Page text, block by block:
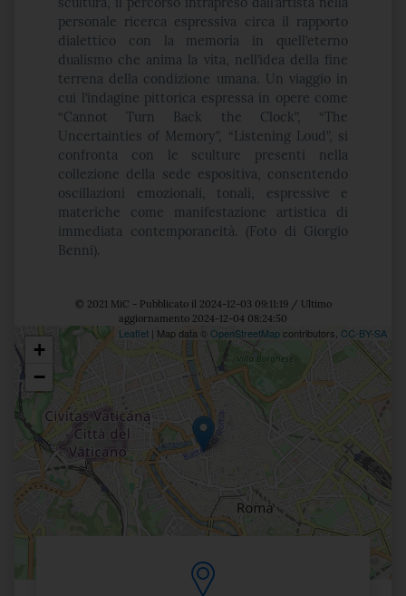
personale ricerca espressiva circa il rapporto
dialettico con la memoria in quell’eterno
dualismo che anima la vita, nell’idea della fine
terrena della condizione umana. Un viaggio in
cui l’indagine pittorica espressa in opere come
“Cannot Turn Back the Clock”, “The
Uncertainties of Memory”, “Listening Loud”, si
confronta con le sculture presenti nella
collezione della sede espositiva, consentendo
oscillazioni emozionali, tonali, espressive e
materiche come manifestazione artistica di
immediata contemporaneità. (Foto di Giorgio
Benni).
© 2021 MiC - Pubblicato il 2024-12-03 09:11:19 / Ultimo
aggiornamento 2024-12-04 08:24:50
Posizione
+
−
Leaflet | Map data © OpenStreetMapcontributors, CC-BY-SA